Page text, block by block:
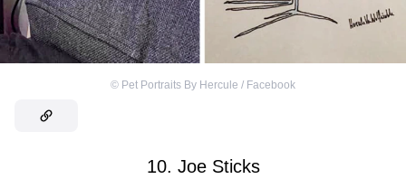
© Pet Portraits By Hercule / Facebook
10. Joe Sticks